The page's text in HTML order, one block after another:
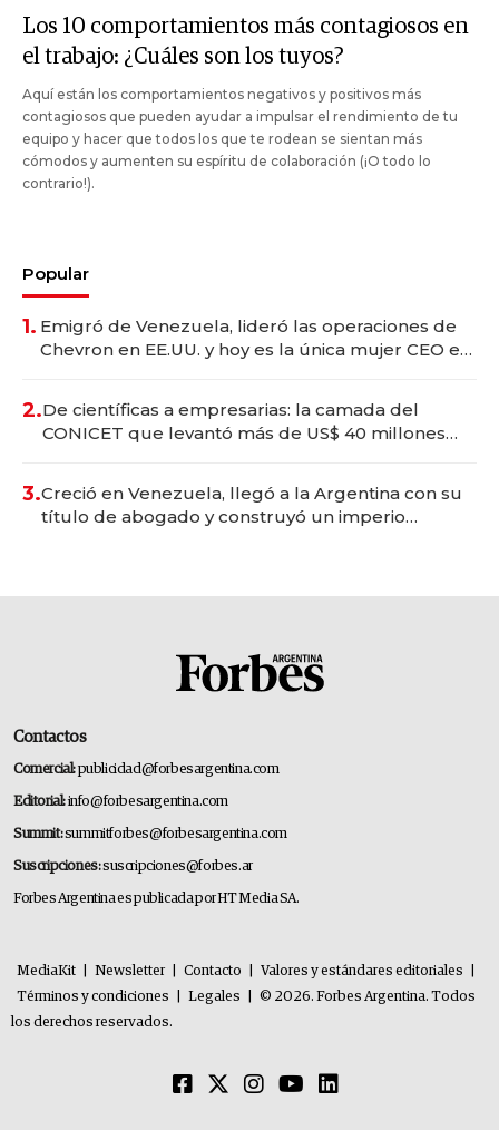
Los 10 comportamientos más contagiosos en
el trabajo: ¿Cuáles son los tuyos?
Aquí están los comportamientos negativos y positivos más
contagiosos que pueden ayudar a impulsar el rendimiento de tu
equipo y hacer que todos los que te rodean se sientan más
cómodos y aumenten su espíritu de colaboración (¡O todo lo
contrario!).
Popular
1. Emigró de Venezuela, lideró las operaciones de
Chevron en EE.UU. y hoy es la única mujer CEO en
2.De científicas a empresarias: la camada del
CONICET que levantó más de US$ 40 millones
3.Creció en Venezuela, llegó a la Argentina con su
título de abogado y construyó un imperio
Contactos
Comercial:publicidad@forbesargentina.com
Editorial:info@forbesargentina.com
Summit:summitforbes@forbesargentina.com
Suscripciones:suscripciones@forbes.ar
Forbes Argentina es publicada por HT Media SA.
MediaKit Newsletter Contacto Valores y estándares editoriales
Términos y condiciones
Legales
© 2026. Forbes Argentina. Todos
los derechos reservados.